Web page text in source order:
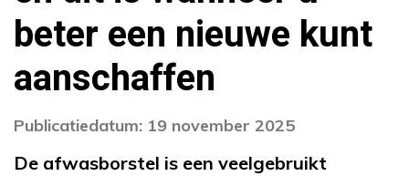
beter een nieuwe kunt
aanschaffen
Publicatiedatum: 19 november 2025
De afwasborstel is een veelgebruikt